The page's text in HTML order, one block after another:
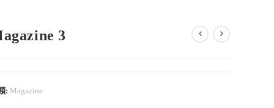
3
: Magazine